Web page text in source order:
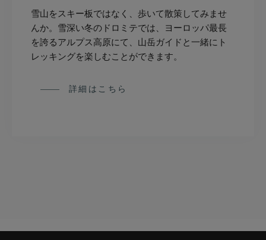
雪山をスキー板ではなく、歩いて散策してみませ
んか。雪深い冬のドロミテでは、ヨーロッパ最長
を誇るアルプス高原にて、山岳ガイドと一緒にト
レッキングを楽しむことができます。
詳細はこちら